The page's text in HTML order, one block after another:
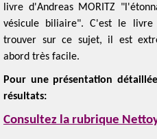
livre d'Andreas MORITZ "
vésicule biliaire". C'est le livre
trouver sur ce sujet, il est
abord très facile.
Pour une présentation
résultats:
Consultez la rubrique